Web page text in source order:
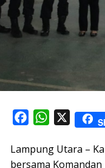
c
e
W
a
t
X
Lampung Utara –
bersama